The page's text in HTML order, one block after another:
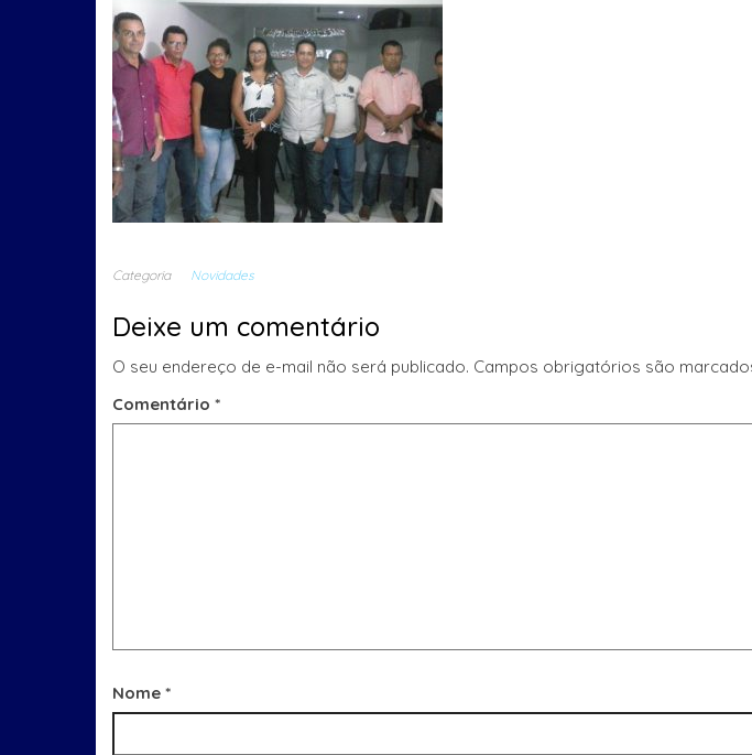
Categoria Novidades
Deixe um comentário
O seu endereço de e-mail não será publicado. Campos obrigatórios são
Comentário *
Nome *